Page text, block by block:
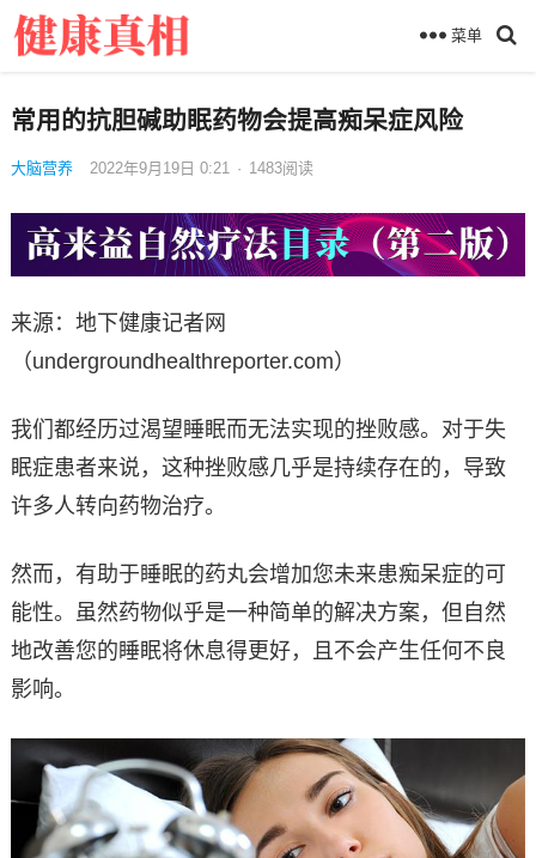
菜单
常用的抗胆碱助眠药物会提高痴呆症风险
大脑营养 2022年9月19日 0:21 · 1483阅读
来源：地下健康记者网
（undergroundhealthreporter.com）
我们都经历过渴望睡眠而无法实现的挫败感。对于失
眠症患者来说，这种挫败感几乎是持续存在的，导致
许多人转向药物治疗。
然而，有助于睡眠的药丸会增加您未来患痴呆症的可
能性。虽然药物似乎是一种简单的解决方案，但自然
地改善您的睡眠将休息得更好，且不会产生任何不良
影响。